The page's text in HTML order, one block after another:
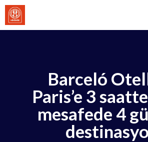
İçeriğe
atla
Barceló
Paris’e 3
mesafede 4